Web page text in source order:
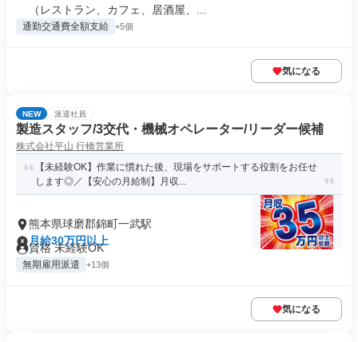
（レストラン、カフェ、居酒屋、...
通勤交通費全額支給 +5個
気になる
NEW 派遣社員
製造スタッフ/3交代・機械オペレーター/リーダー候補
株式会社平山 行橋営業所
【未経験OK】作業に慣れた後、現場をサポートする役割をお任せ
します◎／【安心の月給制】月収...
熊本県球磨郡錦町一武駅
月給30万円以上
資格 未経験OK
無期雇用派遣 +13個
気になる